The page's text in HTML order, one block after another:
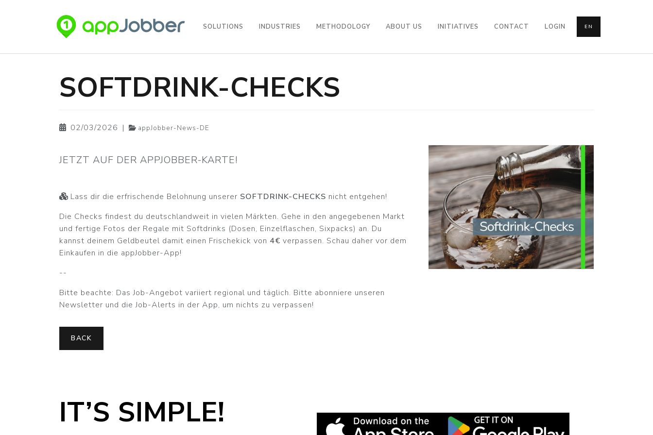
SOLUTIONS INDUSTRIES METHODOLOGY ABOUT US INITIATIVES CONTACT LOGIN EN
SOFTDRINK-CHECKS
02/03/2026 | appJobber-News-DE
JETZT AUF DER APPJOBBER-KARTE!
Lass dir die erfrischende Belohnung unserer SOFTDRINK-CHECKS nicht entgehen!
Die Checks findest du deutschlandweit in vielen Märkten. Gehe in den angegebenen Markt
und fertige Fotos der Regale mit Softdrinks (Dosen, Einzelflaschen, Sixpacks) an. Du
kannst deinem Geldbeutel damit einen Frischekick von 4€ verpassen. Schau daher vor dem
Einkaufen in die appJobber-App!
--
Bitte beachte: Das Job-Angebot variiert regional und täglich. Bitte abonniere unseren
Newsletter und die Job-Alerts in der App, um nichts zu verpassen!
BACK
IT’S SIMPLE!